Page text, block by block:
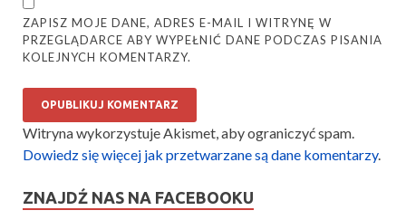
ZAPISZ MOJE DANE, ADRES E-MAIL I WITRYNĘ W
PRZEGLĄDARCE ABY WYPEŁNIĆ DANE PODCZAS PISANIA
KOLEJNYCH KOMENTARZY.
Witryna wykorzystuje Akismet, aby ograniczyć spam.
Dowiedz się więcej jak przetwarzane są dane komentarzy.
ZNAJDŹ NAS NA FACEBOOKU